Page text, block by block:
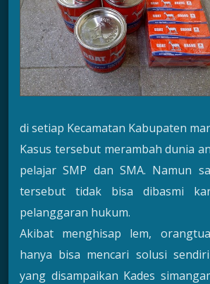
di setiap Kecamatan Kabupaten
Kasus tersebut merambah dunia
pelajar SMP dan SMA. Namun
tersebut tidak bisa dibasmi
pelanggaran hukum.
Akibat menghisap lem,
hanya bisa mencari solusi
yang disampaikan Kades